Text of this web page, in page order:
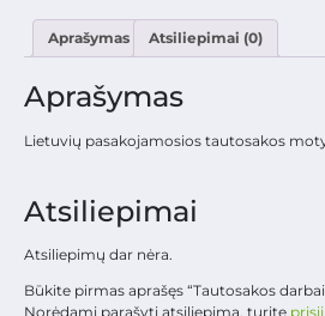
Aprašymas Atsiliepimai (0)
Aprašymas
Lietuvių pasakojamosios tautosakos
Atsiliepimai
Atsiliepimų dar nėra.
Būkite pirmas aprašęs “Tautosakos
Norėdami parašyti atsiliepimą, turite